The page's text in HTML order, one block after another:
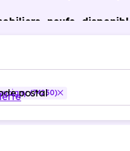
neufs
postal
(74250)